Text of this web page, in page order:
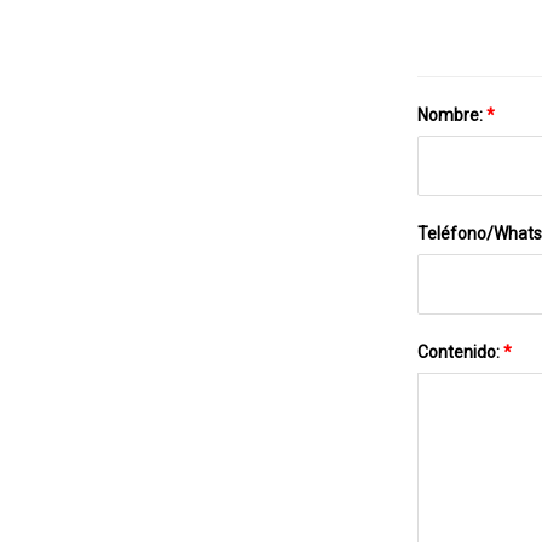
Nombre:*
Teléfono/
Contenido:*